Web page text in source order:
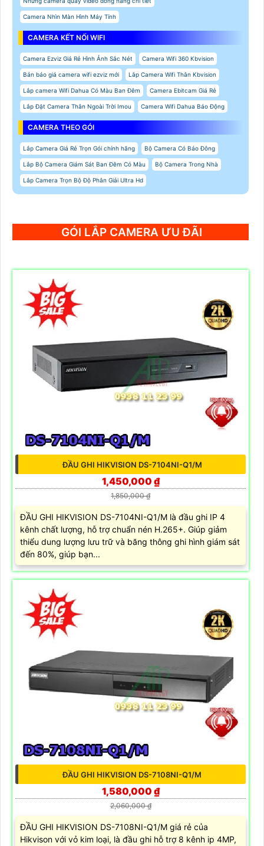
Camera Nhìn Màn Hình Máy Tính
CAMERA KẾT NỐI WIFI
Camera Ezviz Giá Rẻ Hình Ảnh Sắc Nét Camera Wifi 360 Kbvision
Bản báo giá camera wifi ezviz mới Lắp Camera Wifi Thân Kbvision
Lắp camera Wifi Dahua Có Màu Ban Đêm Camera Ebitcam Giá Rẻ
Lắp Đặt Camera Thân Ngoài Trời Imou Camera Wifi Dahua Báo Động
CAMERA THEO GÓI
Lắp Camera Giá Rẻ Trọn Gói chính hãng Bộ Camera Có Báo Đông
Lắp Bộ Camera Giám Sát Ban Đêm Có Màu Bộ Camera Trong Nhà
Lắp Camera Trọn Bộ Độ Phân Giải Ultra Hd
GÓI LẮP CAMERA ƯU ĐÃI
ĐẦU GHI HIKVISION DS-7104NI-Q1/M
1,450,000 ₫
1,850,000 ₫
ĐẦU GHI HIKVISION DS-7104NI-Q1/M là đầu ghi IP 4
kênh chất lượng, hỗ trợ chuẩn nén H.265+. Giúp giảm
thiểu dung lượng lưu trữ và băng thông ghi hình giám sát
đến 80%, giúp bạn...
ĐẦU GHI HIKVISION DS-7108NI-Q1/M
1,580,000 ₫
2,060,000 ₫
ĐẦU GHI HIKVISION DS-7108NI-Q1/M giá rẻ của
Hikvison với vỏ kim loại, là đầu ghi hỗ trợ 8 kênh ip 4MP,